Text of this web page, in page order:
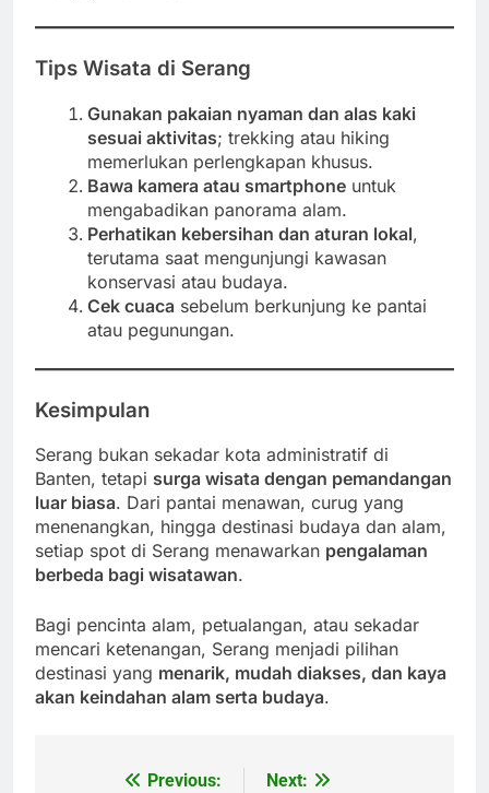
Tips Wisata di Serang
Gunakan pakaian nyaman dan alas kaki
sesuai aktivitas; trekking atau hiking
memerlukan perlengkapan khusus.
Bawa kamera atau smartphone untuk
mengabadikan panorama alam.
Perhatikan kebersihan dan aturan lokal,
terutama saat mengunjungi kawasan
konservasi atau budaya.
Cek cuaca sebelum berkunjung ke pantai
atau pegunungan.
Kesimpulan
Serang bukan sekadar kota administratif di
Banten, tetapi surga wisata dengan pemandangan
luar biasa. Dari pantai menawan, curug yang
menenangkan, hingga destinasi budaya dan alam,
setiap spot di Serang menawarkan pengalaman
berbeda bagi wisatawan.
Bagi pencinta alam, petualangan, atau sekadar
mencari ketenangan, Serang menjadi pilihan
destinasi yang menarik, mudah diakses, dan kaya
akan keindahan alam serta budaya.
Previous:
Next: